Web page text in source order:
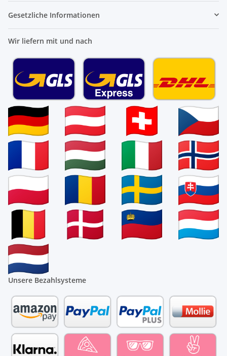
Gesetzliche Informationen
Wir liefern mit und nach
Unsere Bezahlsysteme